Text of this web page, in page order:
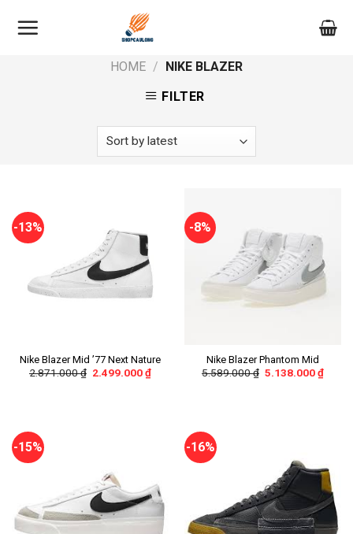
HOME / NIKE BLAZER
FILTER
-13%
Nike Blazer Mid ’77 Next Nature
2.871.000₫ 2.499.000₫
-8%
Nike Blazer Phantom Mid
5.589.000₫ 5.138.000₫
-15% -16%